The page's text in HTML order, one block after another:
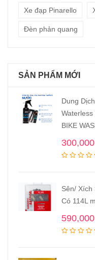
Xe đạp Pinarello
Đèn phản quang
SẢN PHẨM MỚI
Dung
Waterless
BIKE
300,000
Sên/ Xích
Có 114L
590,000